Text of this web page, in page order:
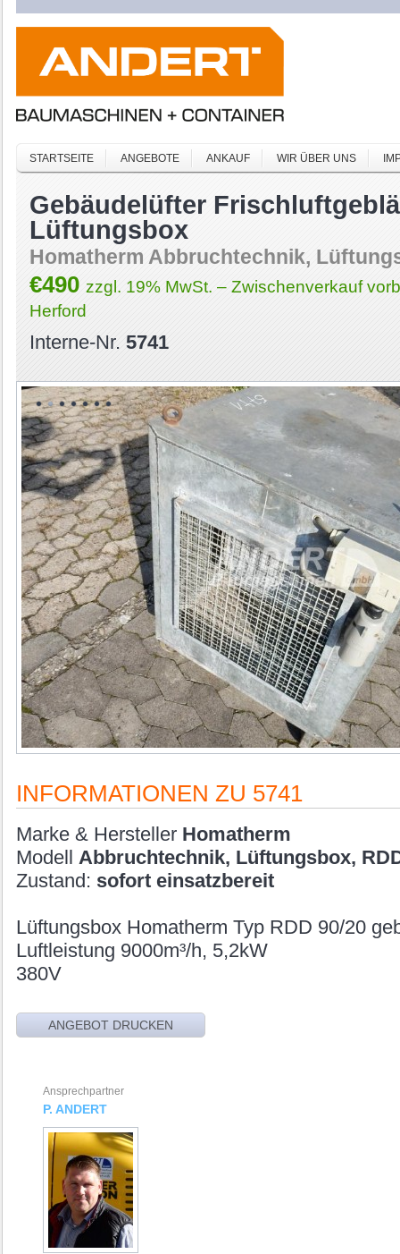
STARTSEITE ANGEBOTE ANKAUF WIR ÜBER UNS
Gebäudelüfter
Lüftungsbox
Homatherm Abbruchtechnik,
€490 zzgl. 19% MwSt. – Zwischenverkauf
Herford
Interne-Nr. 5741
INFORMATIONEN ZU 5741
Marke & Hersteller Homatherm
Modell Abbruchtechnik, Lüftungsbox,
Zustand: sofort einsatzbereit
Lüftungsbox Homatherm Typ RDD 90/20
Luftleistung 9000m³/h, 5,2kW
380V
Ansprechpartner
P. ANDERT